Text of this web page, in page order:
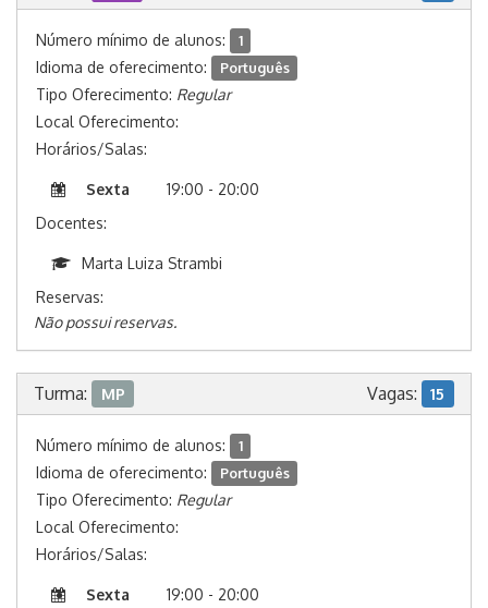
Número mínimo de alunos: 1
Idioma de oferecimento: Português
Tipo Oferecimento: Regular
Local Oferecimento:
Horários/Salas:
Sexta
19:00 - 20:00
Docentes:
Marta Luiza Strambi
Reservas:
Não possui reservas.
Turma: MP Vagas: 15
Número mínimo de alunos: 1
Idioma de oferecimento: Português
Tipo Oferecimento: Regular
Local Oferecimento:
Horários/Salas:
Sexta 19:00 - 20:00